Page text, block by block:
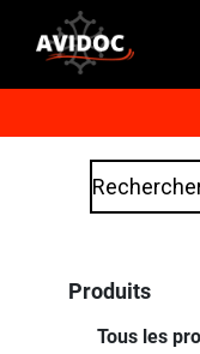
Produits
Tous les